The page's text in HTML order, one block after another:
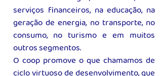
serviços financeiros, na educação, na
geração de energia, no transporte, no
consumo, no turismo e em muitos
outros segmentos.
O coop promove o que chamamos de
ciclo virtuoso de desenvolvimento, que